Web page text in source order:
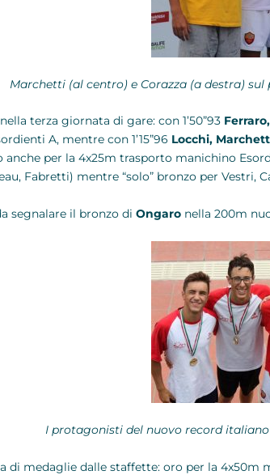
Marchetti (al centro) e Corazza (a destra)
terza giornata di gare: con 1’50”93
A, mentre con 1’15”96 Locchi,
anche per la 4x25m trasporto manichino
Fabretti) mentre “solo” bronzo per Vestri,
segnalare il bronzo di Ongaro nella 200m
I protagonisti del nuovo record
di medaglie dalle staffette: oro per la 4x50m